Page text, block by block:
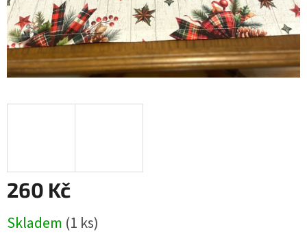
260 Kč
cena:
Skladem (1 ks)